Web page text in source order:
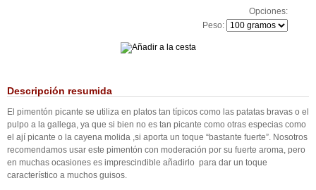
Opciones:
Peso:
Descripción resumida
El pimentón picante se utiliza en platos tan típicos como las patatas bravas o el
pulpo a la gallega, ya que si bien no es tan picante como otras especias como
el ají picante o la cayena molida ,si aporta un toque “bastante fuerte”. Nosotros
recomendamos usar este pimentón con moderación por su fuerte aroma, pero
en muchas ocasiones es imprescindible añadirlo para dar un toque
característico a muchos guisos.